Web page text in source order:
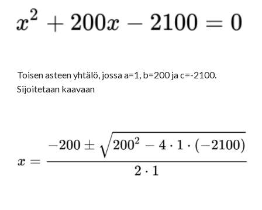
Toisen asteen yhtälö, jossa a=1, b=200 ja c=-2100.
Sijoitetaan kaavaan